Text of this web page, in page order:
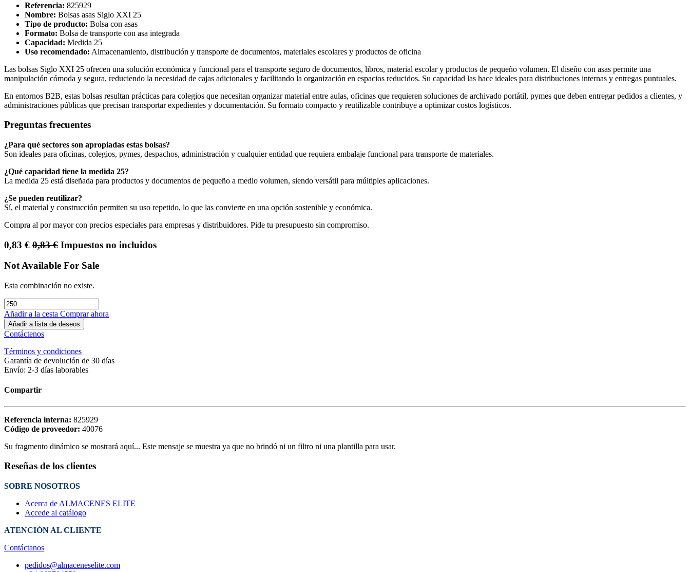
Referencia: 825929
Nombre: Bolsas asas Siglo XXI 25
Tipo de producto: Bolsa con asas
Formato: Bolsa de transporte con asa integrada
Capacidad: Medida 25
Uso recomendado: Almacenamiento, distribución y transporte de documentos, materiales escolares y productos de oficina
Las bolsas Siglo XXI 25 ofrecen una solución económica y funcional para el transporte seguro de documentos, libros, material escolar y productos de pequeño volumen. El diseño con asas permite una
manipulación cómoda y segura, reduciendo la necesidad de cajas adicionales y facilitando la organización en espacios reducidos. Su capacidad las hace ideales para distribuciones internas y entregas puntuales.
En entornos B2B, estas bolsas resultan prácticas para colegios que necesitan organizar material entre aulas, oficinas que requieren soluciones de archivado portátil, pymes que deben entregar pedidos a clientes, y
administraciones públicas que precisan transportar expedientes y documentación. Su formato compacto y reutilizable contribuye a optimizar costos logísticos.
Preguntas frecuentes
¿Para qué sectores son apropiadas estas bolsas?
Son ideales para oficinas, colegios, pymes, despachos, administración y cualquier entidad que requiera embalaje funcional para transporte de materiales.
¿Qué capacidad tiene la medida 25?
La medida 25 está diseñada para productos y documentos de pequeño a medio volumen, siendo versátil para múltiples aplicaciones.
¿Se pueden reutilizar?
Sí, el material y construcción permiten su uso repetido, lo que las convierte en una opción sostenible y económica.
Compra al por mayor con precios especiales para empresas y distribuidores. Pide tu presupuesto sin compromiso.
0,83 € 0,83€ Impuestos no incluidos
Not Available For Sale
Esta combinación no existe.
Añadir a la cesta Comprar ahora
Añadir a lista de deseos
Contáctenos
Términos y condiciones
Garantía de devolución de 30 días
Envío: 2-3 días laborables
Compartir
Referencia interna: 825929
Código de proveedor: 40076
Su fragmento dinámico se mostrará aquí... Este mensaje se muestra ya que no brindó ni un filtro ni una plantilla para usar.
Reseñas de los clientes
SOBRE NOSOTROS
Acerca de ALMACENES ELITE
Accede al catálogo
ATENCIÓN AL CLIENTE
Contáctanos
pedidos@almaceneselite.com